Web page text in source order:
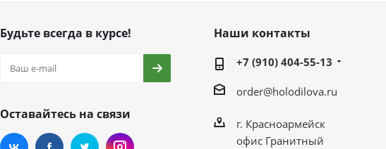
Будьте всегда в курсе!
Оставайтесь на связи
Наши контакты
+7 (910) 404-55-13
order@holodilova.ru
г. Красноармейск
офис Гранитный